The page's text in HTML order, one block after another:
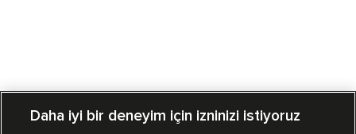
Daha iyi bir deneyim için izninizi istiyoruz